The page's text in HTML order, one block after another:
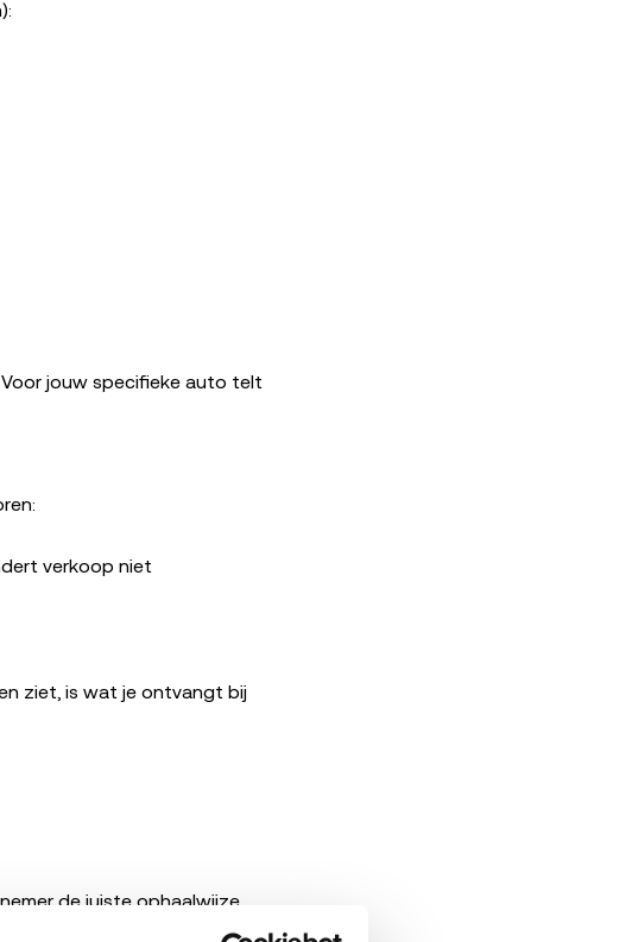
Voor jouw specifieke auto telt
verkoop niet
ziet, is wat je ontvangt bij
de juiste ophaalwijze,